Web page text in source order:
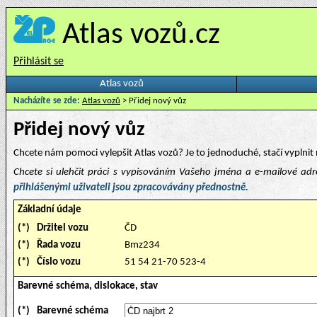
Atlas vozů.cz
Přihlásit se
Atlas vozů
Nacházíte se zde: Atlas vozů > Přidej nový vůz
Přidej nový vůz
Chcete nám pomoci vylepšit Atlas vozů? Je to jednoduché, stačí
Chcete si ulehčit práci s vypisováním Vašeho jména a e-mailové
přihlášenými uživateli jsou zpracovávány přednostně.
Základní údaje
(*)
Držitel vozu
ČD
(*)
Řada vozu
Bmz234
(*)
Číslo vozu 51 54 21-70 523-4
Barevné schéma, dislokace, stav
(*) Barevné schéma